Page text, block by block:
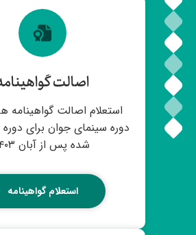
اصالت
استعلام اصالت گواهینامه
دوره سینمای جوان برای دوره
شده پس از آبان ۱۴۰۳
استعلام گواهینامه